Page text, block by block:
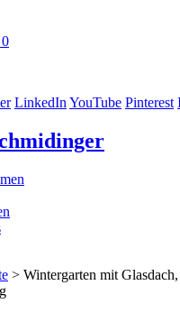
LinkedInYouTube Pinterest
> Wintergarten mit